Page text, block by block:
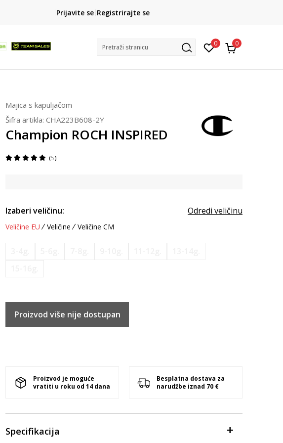
CLICK& COLLECT
besplatno preuzimanje u trgovini
Prijavite se Registrirajte se
Pretraži stranicu 0 0
Majica s kapuljačom
Šifra artikla: CHA223B608-2Y
Champion ROCH INSPIRED
5
Izaberi veličinu: Odredi veličinu
Veličine EU Veličine Veličine CM
Proizvod više nije dostupan
Proizvod je moguće
vratiti u roku od 14 dana
Besplatna dostava za
narudžbe iznad 70 €
Specifikacija